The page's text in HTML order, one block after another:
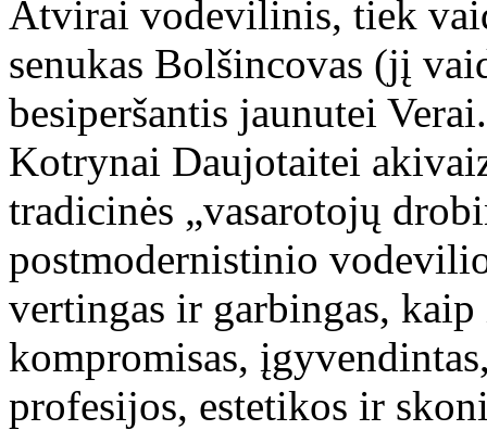
Atvirai vodevilinis, tiek
senukas Bolšincovas (jį
besiperšantis jaunutei
Kotrynai Daujotaitei
tradicinės „vasarotojų
postmodernistinio
vertingas ir garbingas,
kompromisas,
profesijos, estetikos ir